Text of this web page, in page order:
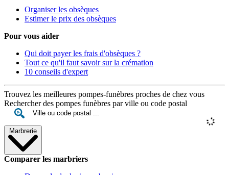
Organiser les obsèques
Estimer le prix des obsèques
Pour vous aider
Qui doit payer les frais d'obsèques ?
Tout ce qu'il faut savoir sur la crémation
10 conseils d'expert
Trouvez les meilleures pompes-funèbres proches de chez vous
Rechercher des pompes funèbres par ville ou code postal
Marbrerie
Comparer les marbriers